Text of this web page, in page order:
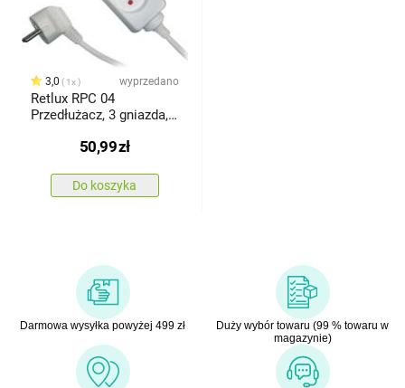
3,0 1x wyprzedano
Retlux RPC 04
Przedłużacz, 3 gniazda, 5
50,99zł
Do koszyka
Darmowa wysyłka powyżej 499 zł
Duży wybór towaru (99 % towaru w
magazynie)